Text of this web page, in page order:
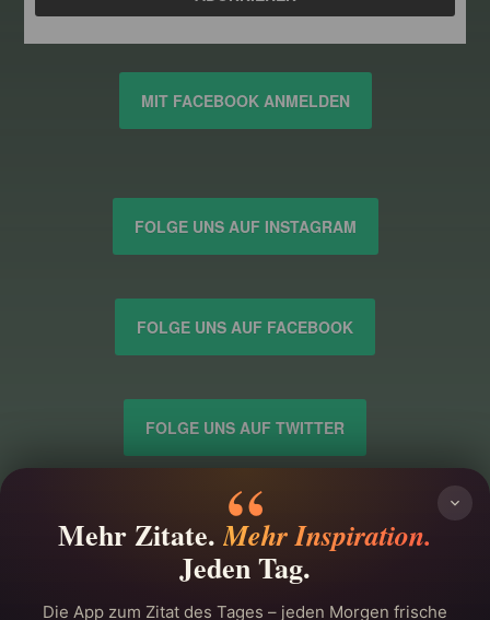
MIT FACEBOOK ANMELDEN
FOLGE UNS AUF INSTAGRAM
FOLGE UNS AUF FACEBOOK
FOLGE UNS AUF TWITTER
IMPRESSUM